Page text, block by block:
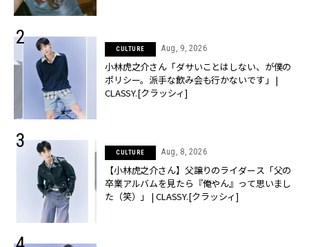
CULTURE Aug, 9, 2026
小林虎之介さん「ダサいことはしない、が僕の
ポリシー。派手な飲み会も行かないです」 |
CLASSY.[クラッシィ]
CULTURE Aug, 8, 2026
【小林虎之介さん】父譲りのライダース「父の
卒業アルバムを見たら『俺やん』って思いまし
た（笑）」 | CLASSY.[クラッシィ]